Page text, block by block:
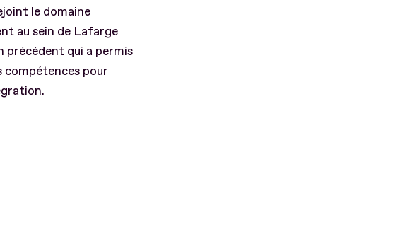
le domaine
au sein de Lafarge
précédent qui a permis
compétences pour